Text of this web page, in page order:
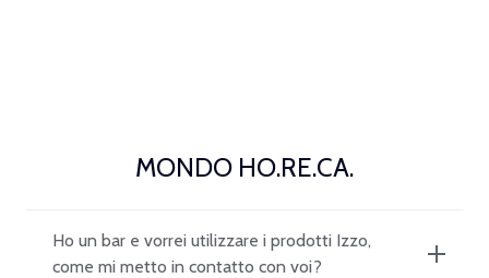
MONDO HO.RE.CA.
Ho un bar e vorrei utilizzare i prodotti Izzo,
come mi metto in contatto con voi?